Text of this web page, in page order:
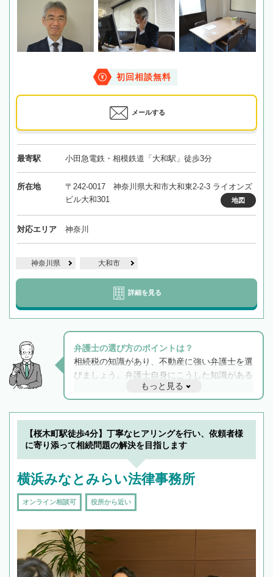
初回相談無料
メールする
最寄駅 小田急電鉄・相模鉄道「大和駅」徒歩3分
所在地
〒242-0017 神奈川県大和市大和東2-2-3 ライオンズ
ビル大和301
地図
対応エリア 神奈川
神奈川県 大和市
詳細を見る
弁護士の選び方のポイントは？
相続税の知識があり、不動産に強い弁護士を選
びましょう。弁護士自身にこうした知識がある
と他士業との連携もスムーズに進み、トラブル
解決のみならず相続をトータルで任せることが
できます。また、相続は感情がからむ分野なの
でフィーリングも重要です。実際に電話や面談
で複数の弁護士と会話をしてウマが合う方に依
もっと見る
【桜木町駅徒歩4分】丁寧なヒアリングを行い、依頼者様
に寄り添って相続問題の解決を目指します
横浜みなとみらい法律事務所
オンライン相談可 役所から近い